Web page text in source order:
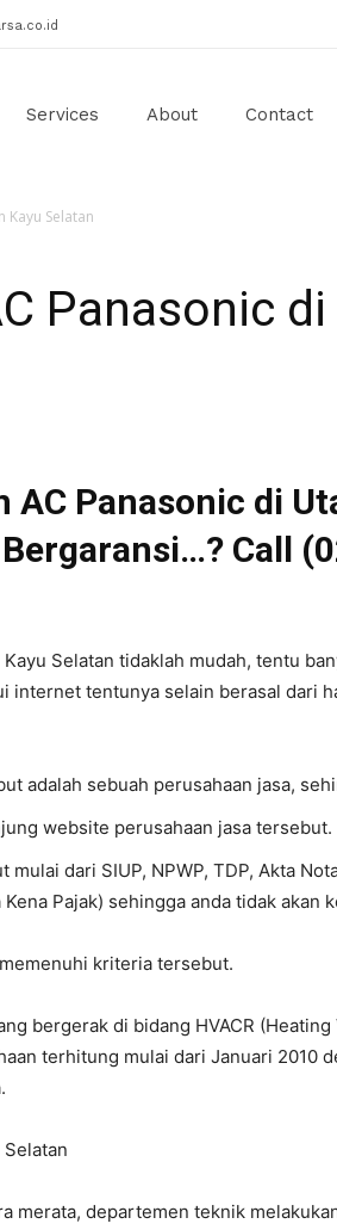
Services About Contact
Kayu Selatan
Panasonic
Panasonic di
Call
Selatan tidaklah mudah, tentu
internet tentunya selain berasal dari
adalah sebuah perusahaan jasa,
website perusahaan jasa tersebut.
dari SIUP, NPWP, TDP, Akta
Pajak) sehingga anda tidak
kriteria tersebut.
bergerak di bidang HVACR
terhitung mulai dari Januari 2010
merata, departemen teknik